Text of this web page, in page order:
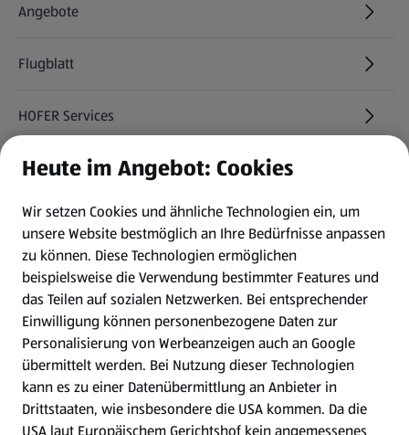
Angebote
Flugblatt
HOFER Services
Newsletter
WhatsApp
Gewinnspiele
Mein HOFER. Meine Einkäufe.
Meine Meinung. Mein HOFER.
Gutscheingroßbestellung
Heute im Angebot: Cookies
Wir setzen Cookies und ähnliche Technologien ein, um
unsere Website bestmöglich an Ihre Bedürfnisse anpassen
zu können. Diese Technologien ermöglichen
beispielsweise die Verwendung bestimmter Features und
das Teilen auf sozialen Netzwerken. Bei entsprechender
Einwilligung können personenbezogene Daten zur
Personalisierung von Werbeanzeigen auch an Google
übermittelt werden. Bei Nutzung dieser Technologien
kann es zu einer Datenübermittlung an Anbieter in
Drittstaaten, wie insbesondere die USA kommen. Da die